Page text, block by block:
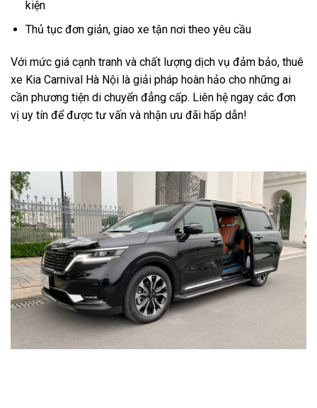
kiện
Thủ tục đơn giản, giao xe tận nơi theo yêu cầu
Với mức giá cạnh tranh và chất lượng dịch vụ đảm bảo, thuê
xe Kia Carnival Hà Nội là giải pháp hoàn hảo cho những ai
cần phương tiện di chuyển đẳng cấp. Liên hệ ngay các đơn
vị uy tín để được tư vấn và nhận ưu đãi hấp dẫn!